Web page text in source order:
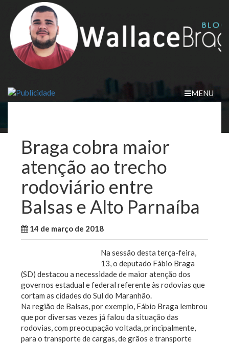
content
MENU
Braga cobra maior
atenção ao trecho
rodoviário entre
Balsas e Alto Parnaíba
14 de março de 2018
Na sessão desta terça-feira,
13, o deputado Fábio Braga
(SD) destacou a necessidade de maior atenção dos
governos estadual e federal referente às rodovias que
cortam as cidades do Sul do Maranhão.
Na região de Balsas, por exemplo, Fábio Braga lembrou
que por diversas vezes já falou da situação das
rodovias, com preocupação voltada, principalmente,
para o transporte de cargas, de grãos e transporte